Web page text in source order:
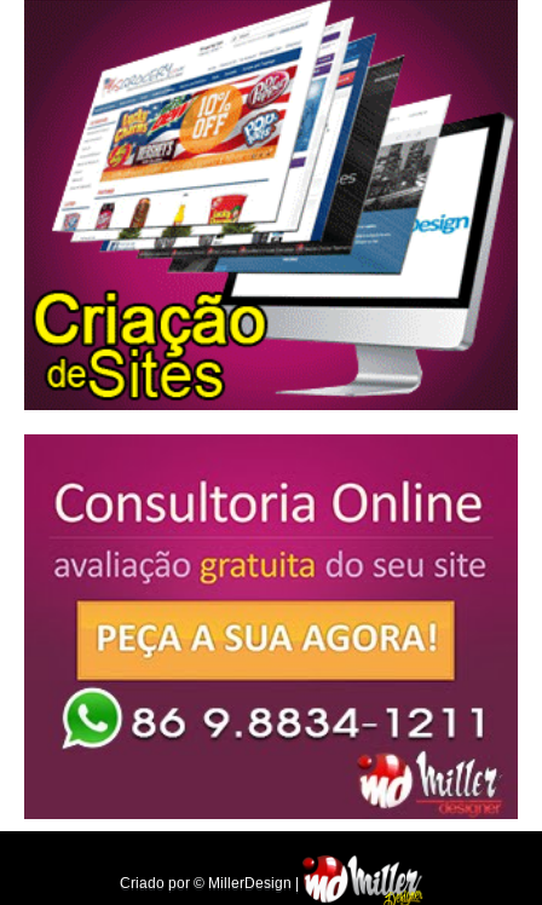
Criado por © MillerDesign |